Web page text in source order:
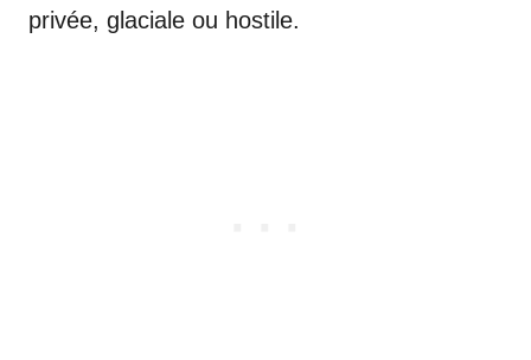
privée, glaciale ou hostile.